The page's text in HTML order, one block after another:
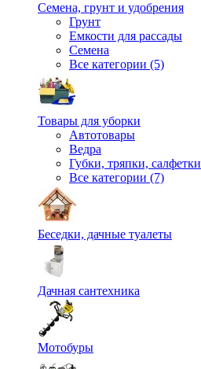
Семена, грунт и удобрения
Грунт
Емкости для рассады
Семена
Все категории (5)
Товары для уборки
Автотовары
Ведра
Губки, тряпки, салфетки
Все категории (7)
Беседки, дачные туалеты
Дачная сантехника
Мотобуры